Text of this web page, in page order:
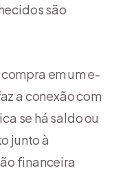
são
em um e-
a conexão com
se há saldo ou
junto à
financeira